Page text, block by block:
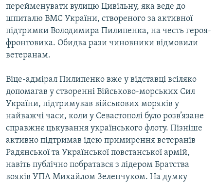
перейменувати вулицю Цивільну, яка веде до
шпиталю ВМС України, створеного за активної
підтримки Володимира Пилипенка, на честь героя-
фронтовика. Обидва рази чиновники відмовили
ветеранам.
Віце-адмірал Пилипенко вже у відставці всіляко
допомагав у створенні Військово-морських Сил
України, підтримував військових моряків у
найважчі часи, коли у Севастополі було розв’язане
справжнє цькування українського флоту. Пізніше
активно підтримав ідею примирення ветеранів
Радянської та Української повстанської армій,
навіть публічно побратався з лідером Братства
вояків УПА Михайлом Зеленчуком. На думку